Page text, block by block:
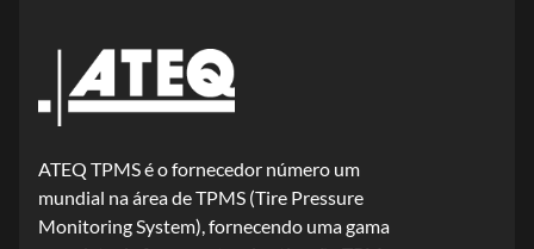
ATEQ TPMS é o fornecedor número um
mundial na área de TPMS (Tire Pressure
Monitoring System), fornecendo uma gama